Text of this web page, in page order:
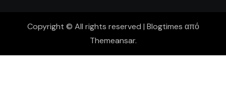
Copyright © All rights reserved | Blogtimes από
Themeansar.